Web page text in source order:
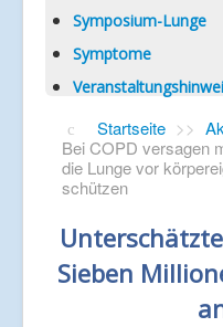
Symposium-Lunge
Symptome
Startseite >>
Bei COPD versagen
die Lunge vor
schützen
Sieben